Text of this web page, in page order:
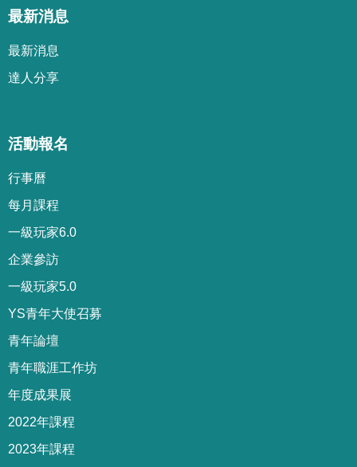
最新消息
最新消息
達人分享
活動報名
行事曆
每月課程
一級玩家6.0
企業參訪
一級玩家5.0
YS青年大使召募
青年論壇
青年職涯工作坊
年度成果展
2022年課程
2023年課程